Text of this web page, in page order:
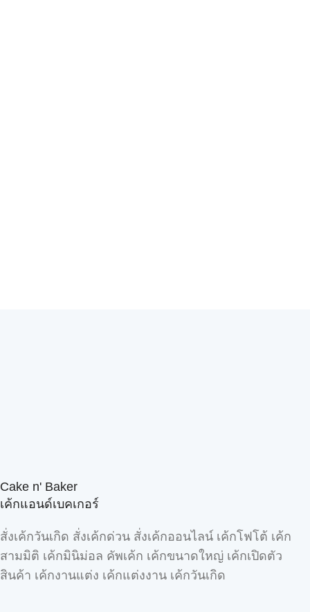
Cake n' Baker
เค้กแอนด์เบคเกอร์
สั่งเค้กวันเกิด สั่งเค้กด่วน สั่งเค้กออนไลน์ เค้กโฟโต้ เค้ก
สามมิติ เค้กมินิม่อล คัพเค้ก เค้กขนาดใหญ่ เค้กเปิดตัว
สินค้า เค้กงานแต่ง เค้กแต่งงาน เค้กวันเกิด